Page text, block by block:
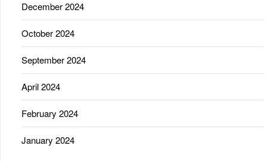
December 2024
October 2024
September 2024
April 2024
February 2024
January 2024